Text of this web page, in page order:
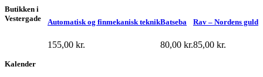
Rav – Nordens guld
85,00 kr.
Batseba
80,00 kr.
Automatisk og finmekanisk teknik
155,00 kr.
Butikken i
Vestergade
Kalender